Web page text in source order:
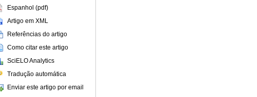
Espanhol (pdf)
Artigo em XML
Referências do artigo
Como citar este artigo
SciELO Analytics
Tradução automática
Enviar este artigo por email